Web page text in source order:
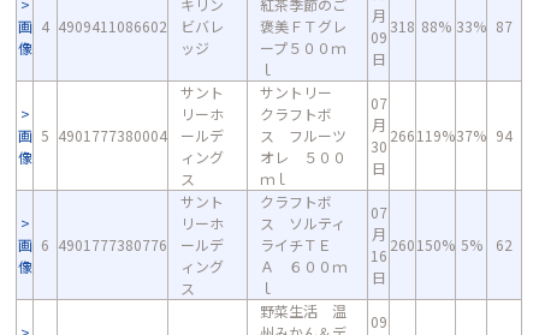
画
像
4 4909411086602
キリン
ビバレ
ッジ
紅茶季節のご
褒美ＦＴグレ
ープ５００ｍ
ｌ
月
09
日
318 88% 33% 87
画
像
5 4901777380004
サント
リーホ
ールデ
ィング
ス
サントリー
クラフトボ
ス フルーツ
オレ ５００
ｍｌ
07
月
30
日
266119%37% 94
画
像
6 4901777380776
サント
リーホ
ールデ
ィング
ス
クラフトボ
ス ソルティ
ライチＴＥ
Ａ ６００ｍ
ｌ
07
月
16
日
260150% 5% 62
野菜生活 温
09